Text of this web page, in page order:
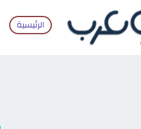
الرئيسية